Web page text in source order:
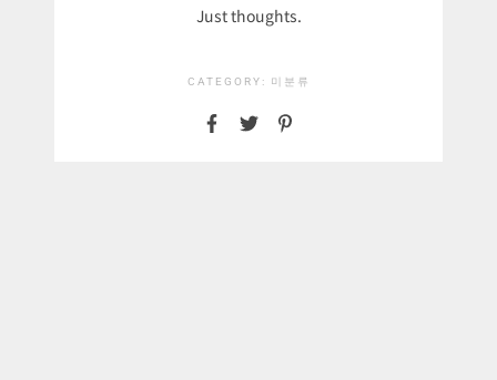
Just thoughts.
CATEGORY: 미분류